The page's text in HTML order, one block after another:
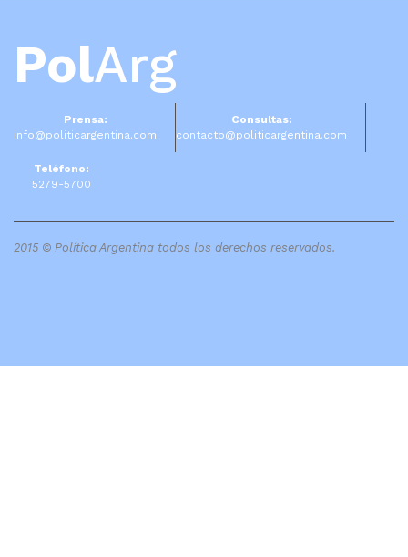
PolArg
Prensa:
info@politicargentina.com
Consultas:
contacto@politicargentina.com
Teléfono:
5279-5700
2015 © Política Argentina todos los derechos reservados.